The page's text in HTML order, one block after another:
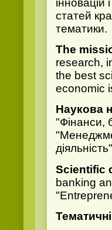
статей
тематики.
The
research,
the best
economic
Наукова
"Фінанси,
Scientific
banking